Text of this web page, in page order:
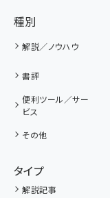
種別
解説／ノウハウ
書評
便利ツール／サー
ビス
その他
タイプ
解説記事